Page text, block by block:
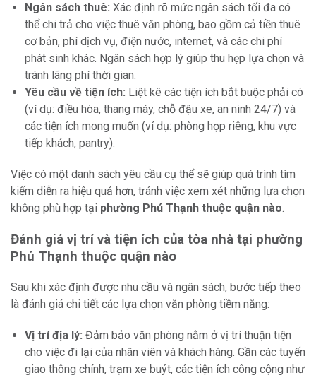
Ngân sách thuê: Xác định rõ mức ngân sách tối đa có
thể chi trả cho việc thuê văn phòng, bao gồm cả tiền thuê
cơ bản, phí dịch vụ, điện nước, internet, và các chi phí
phát sinh khác. Ngân sách hợp lý giúp thu hẹp lựa chọn và
tránh lãng phí thời gian.
Yêu cầu về tiện ích: Liệt kê các tiện ích bắt buộc phải có
(ví dụ: điều hòa, thang máy, chỗ đậu xe, an ninh 24/7) và
các tiện ích mong muốn (ví dụ: phòng họp riêng, khu vực
tiếp khách, pantry).
Việc có một danh sách yêu cầu cụ thể sẽ giúp quá trình tìm
kiếm diễn ra hiệu quả hơn, tránh việc xem xét những lựa chọn
không phù hợp tại phường Phú Thạnh thuộc quận nào.
Đánh giá vị trí và tiện ích của tòa nhà tại phường
Phú Thạnh thuộc quận nào
Sau khi xác định được nhu cầu và ngân sách, bước tiếp theo
là đánh giá chi tiết các lựa chọn văn phòng tiềm năng:
Vị trí địa lý: Đảm bảo văn phòng nằm ở vị trí thuận tiện
cho việc đi lại của nhân viên và khách hàng. Gần các tuyến
giao thông chính, trạm xe buýt, các tiện ích công cộng như